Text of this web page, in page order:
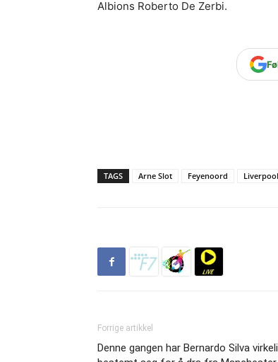
Albions Roberto De Zerbi.
TAGS Arne Slot Feyenoord Liverpool
Forrige artikkel
Denne gangen har Bernardo Silva